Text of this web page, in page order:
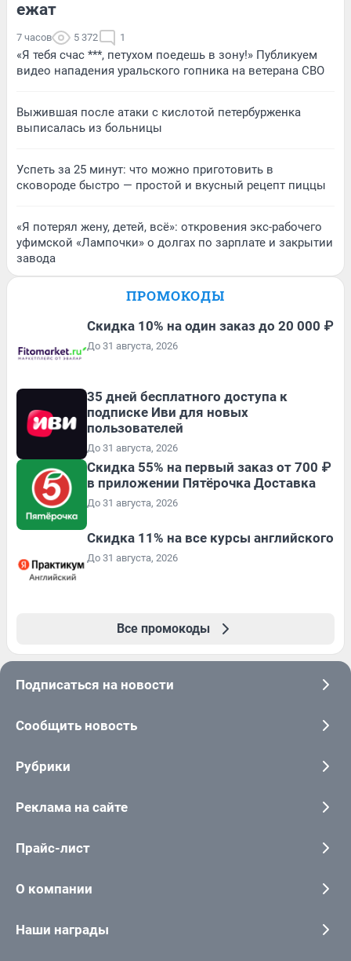
ежат
7 часов 5 372 1
«Я тебя счас ***, петухом поедешь в зону!» Публикуем
видео нападения уральского гопника на ветерана СВО
Выжившая после атаки с кислотой петербурженка
выписалась из больницы
Успеть за 25 минут: что можно приготовить в
сковороде быстро — простой и вкусный рецепт пиццы
«Я потерял жену, детей, всё»: откровения экс-рабочего
уфимской «Лампочки» о долгах по зарплате и закрытии
завода
ПРОМОКОДЫ
Скидка 10% на один заказ до 20 000 ₽
До 31 августа, 2026
35 дней бесплатного доступа к
подписке Иви для новых
пользователей
До 31 августа, 2026
Скидка 55% на первый заказ от 700 ₽
в приложении Пятёрочка Доставка
До 31 августа, 2026
Скидка 11% на все курсы английского
До 31 августа, 2026
Все промокоды
Подписаться на новости
Сообщить новость
Рубрики
Реклама на сайте
Прайс-лист
О компании
Наши награды